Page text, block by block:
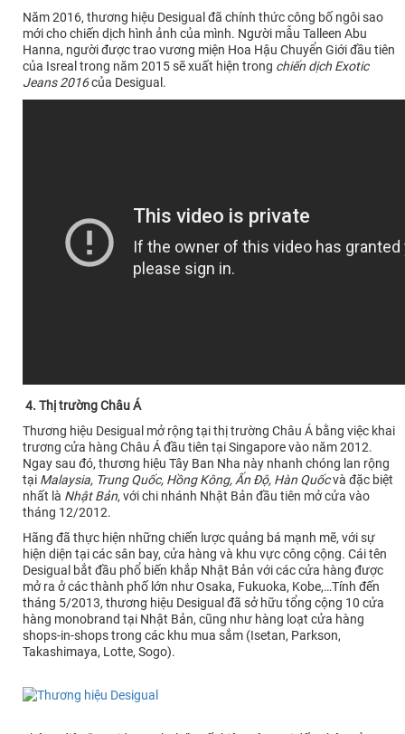
Năm 2016, thương hiệu Desigual đã chính thức công bố ngôi sao
mới cho chiến dịch hình ảnh của mình. Người mẫu Talleen Abu
Hanna, người được trao vương miện Hoa Hậu Chuyển Giới đầu tiên
của Isreal trong năm 2015 sẽ xuất hiện trong chiến dịch Exotic
Jeans 2016của Desigual.
4. Thị trường Châu Á
Thương hiệu Desigual mở rộng tại thị trường Châu Á bằng việc khai
trương cửa hàng Châu Á đầu tiên tại Singapore vào năm 2012.
Ngay sau đó, thương hiệu Tây Ban Nha này nhanh chóng lan rộng
tại Malaysia, Trung Quốc, Hồng Kông, Ấn Độ, Hàn Quốcvà đặc biệt
nhất là Nhật Bản, với chi nhánh Nhật Bản đầu tiên mở cửa vào
tháng 12/2012.
Hãng đã thực hiện những chiến lược quảng bá mạnh mẽ, với sự
hiện diện tại các sân bay, cửa hàng và khu vực công cộng. Cái tên
Desigual bắt đầu phổ biến khắp Nhật Bản với các cửa hàng được
mở ra ở các thành phố lớn như Osaka, Fukuoka, Kobe,…Tính đến
tháng 5/2013, thương hiệu Desigual đã sở hữu tổng cộng 10 cửa
hàng monobrand tại Nhật Bản, cũng như hàng loạt cửa hàng
shops-in-shops trong các khu mua sắm (Isetan, Parkson,
Takashimaya, Lotte, Sogo).